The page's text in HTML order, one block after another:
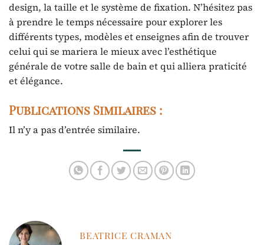
design, la taille et le système de fixation. N’hésitez pas
à prendre le temps nécessaire pour explorer les
différents types, modèles et enseignes afin de trouver
celui qui se mariera le mieux avec l’esthétique
générale de votre salle de bain et qui alliera praticité
et élégance.
Publications Similaires :
Il n’y a pas d’entrée similaire.
BEATRICE CRAMAN